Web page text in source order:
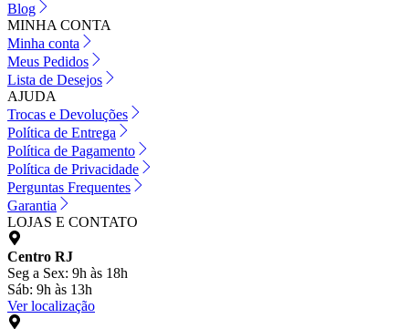
Blog
MINHA CONTA
Minha conta
Meus Pedidos
Lista de Desejos
AJUDA
Trocas e Devoluções
Política de Entrega
Política de Pagamento
Política de Privacidade
Perguntas Frequentes
Garantia
LOJAS E CONTATO
Centro RJ
Seg a Sex: 9h às 18h
Sáb: 9h às 13h
Ver localização